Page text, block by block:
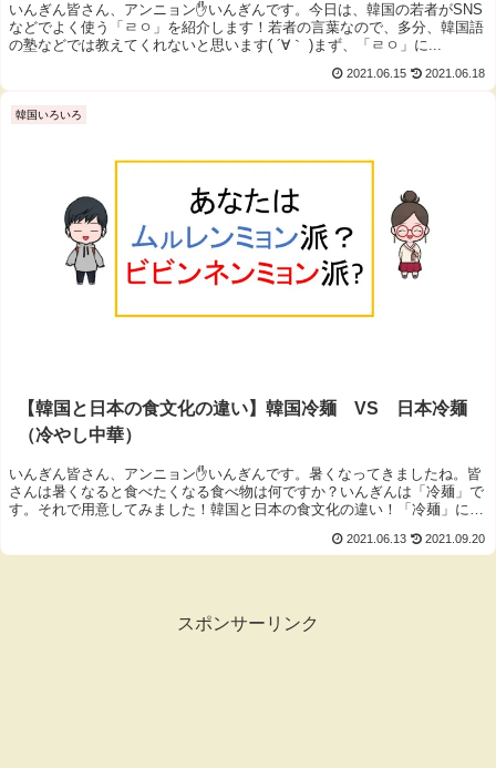
いんぎん皆さん、アンニョン✋いんぎんです。今日は、韓国の若者がSNS
などでよく使う「ㄹㅇ」を紹介します！若者の言葉なので、多分、韓国語
の塾などでは教えてくれないと思います( ´∀｀ )まず、「ㄹㅇ」に...
2021.06.15 2021.06.18
韓国いろいろ
【韓国と日本の食文化の違い】韓国冷麺 VS 日本冷麺
（冷やし中華）
いんぎん皆さん、アンニョン✋いんぎんです。暑くなってきましたね。皆
さんは暑くなると食べたくなる食べ物は何ですか？いんぎんは「冷麺」で
す。それで用意してみました！韓国と日本の食文化の違い！「冷麺」につ
2021.06.13 2021.09.20
スポンサーリンク